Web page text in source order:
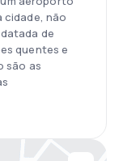
cidade, não
de
quentes e
são as